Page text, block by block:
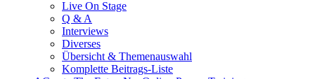
Live On Stage
Q & A
Interviews
Diverses
Übersicht & Themenauswahl
Komplette Beitrags-Liste